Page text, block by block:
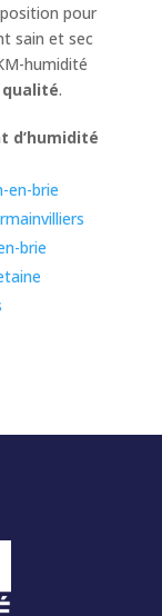
pour
sain et sec
humidité
.
d’humidité
en-brie
brie